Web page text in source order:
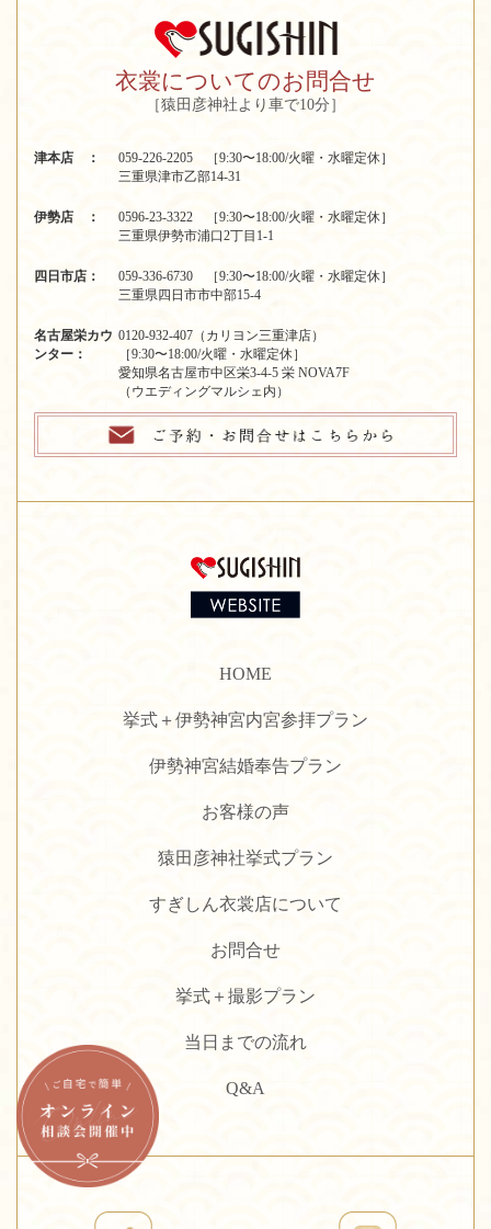
衣裳についてのお問合せ
［猿田彦神社より車で10分］
津本店 ：
059-226-2205 ［9:30〜18:00/火曜・水曜定休］
三重県津市乙部14-31
伊勢店 ：
0596-23-3322 ［9:30〜18:00/火曜・水曜定休］
三重県伊勢市浦口2丁目1-1
四日市店：
059-336-6730 ［9:30〜18:00/火曜・水曜定休］
三重県四日市市中部15-4
名古屋栄カウ
ンター：
0120-932-407（カリヨン三重津店）
［9:30〜18:00/火曜・水曜定休］
愛知県名古屋市中区栄3-4-5 栄 NOVA7F
（ウエディングマルシェ内）
HOME
挙式＋伊勢神宮内宮参拝プラン
伊勢神宮結婚奉告プラン
お客様の声
猿田彦神社挙式プラン
すぎしん衣裳店について
お問合せ
挙式＋撮影プラン
当日までの流れ
Q&A